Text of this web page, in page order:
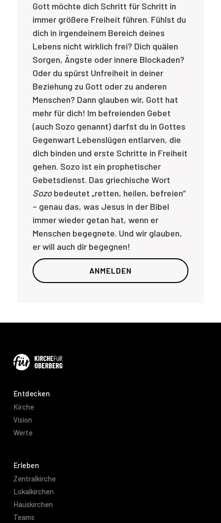
Gott möchte dich Schritt für Schritt in
immer größere Freiheit führen. Fühlst du
dich in irgendeinem Bereich deines
Lebens nicht wirklich frei? Dich quälen
Sorgen, Ängste oder innere Blockaden?
Oder du spürst Unfreiheit in deiner
Beziehung zu Gott oder zu anderen
Menschen? Dann glauben wir, Gott hat
mehr für dich! Im befreienden Gebet
(auch Sozo genannt) darfst du in Gottes
Gegenwart Lebenslügen entlarven, die
dich binden und erste Schritte in Freiheit
gehen. Sozo ist ein prophetischer
Gebetsdienst. Das griechische Wort
Sozobedeutet „retten, heilen, befreien“
– genau das, was Jesus in der Bibel
immer wieder getan hat, wenn er
Menschen begegnete. Und wir glauben,
er will auch dir begegnen!
ANMELDEN
Entdecken
Kirche
Vision
Werte
Erleben
Zentralkirche
Lokalkirchen
Hauskirchen
Teams